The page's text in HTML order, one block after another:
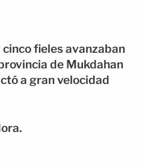
fieles avanzaban
de Mukdahan
a gran velocidad